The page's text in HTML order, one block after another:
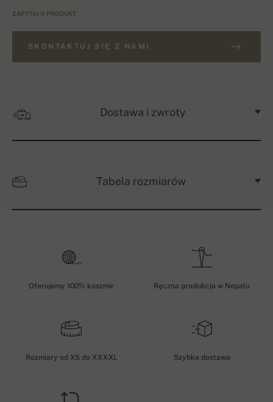
ZAPYTAJ O PRODUKT
SKONTAKTUJ SIĘ Z NAMI
Dostawa i zwroty
Tabela rozmiarów
Oferujemy 100% kaszmir Ręczna produkcja w Nepalu
Rozmiary od XS do XXXXL Szybka dostawa